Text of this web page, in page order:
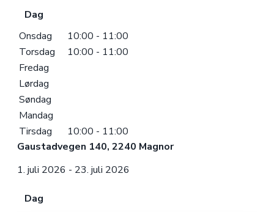
Dag
Onsdag
10:00 - 11:00
Torsdag
10:00 - 11:00
Fredag
Lørdag
Søndag
Mandag
Tirsdag
10:00 - 11:00
Gaustadvegen 140, 2240 Magnor
1. juli 2026 - 23. juli 2026
Dag